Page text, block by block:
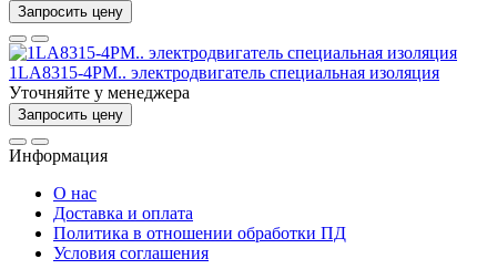
Запросить цену
1LA8315-4PM.. электродвигатель специальная изоляция
Уточняйте у менеджера
Запросить цену
Информация
О нас
Доставка и оплата
Политика в отношении обработки ПД
Условия соглашения